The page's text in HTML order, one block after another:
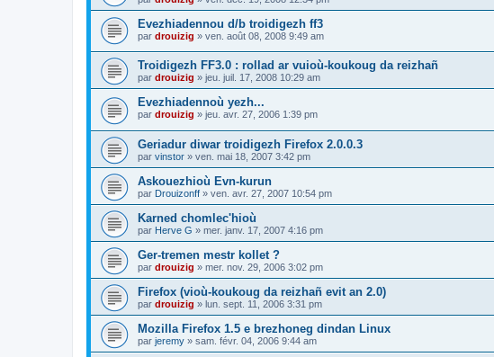
Evezhiadennou d/b troidigezh ff3
par drouizig » ven. août 08, 2008 9:49 am
Troidigezh FF3.0 : rollad ar vuioù-koukoug da reizhañ
par drouizig » jeu. juil. 17, 2008 10:29 am
Evezhiadennoù yezh...
par drouizig » jeu. avr. 27, 2006 1:39 pm
Geriadur diwar troidigezh Firefox 2.0.0.3
par vinstor » ven. mai 18, 2007 3:42 pm
Askouezhioù Evn-kurun
par Drouizonff » ven. avr. 27, 2007 10:54 pm
Karned chomlec'hioù
par Herve G » mer. janv. 17, 2007 4:16 pm
Ger-tremen mestr kollet ?
par drouizig » mer. nov. 29, 2006 3:02 pm
Firefox (vioù-koukoug da reizhañ evit an 2.0)
par drouizig » lun. sept. 11, 2006 3:31 pm
Mozilla Firefox 1.5 e brezhoneg dindan Linux
par jeremy » sam. févr. 04, 2006 9:44 am